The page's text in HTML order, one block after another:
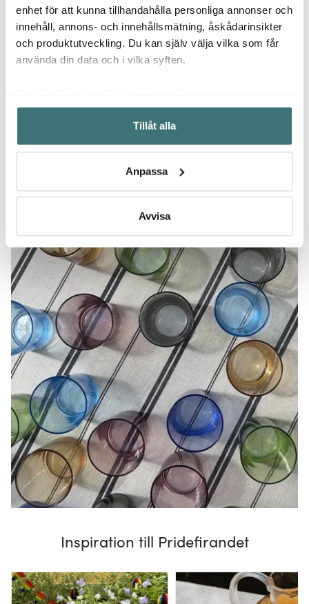
enhet för att kunna tillhandahålla personliga annonser och
innehåll, annons- och innehållsmätning, åskådarinsikter
och produktutveckling. Du kan själv välja vilka som får
använda din data och i vilka syften.
Samla in information om din geografiska plats som
kan ha en noggrannhet på upp till flera meter
Identifiera din enhet genom att aktivt skanna den för
Ta reda på mer om hur dina personliga uppgifter
Du kan ändra eller dra tillbaka ditt samtycke när som
Vi använder cookies för att innehållet och annonserna
ska anpassas efter det som vi tror att du tycker om. Det
gör också att vi kan analysera vår trafik och göra
hemsidan ännu bättre. Du bestämmer själv vilka cookies
som du vill dela med dig av.
Tillåt alla
Anpassa
Avvisa
Inspiration till Pridefirandet